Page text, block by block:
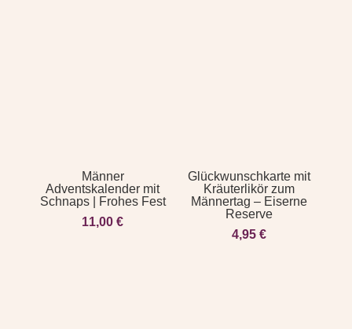
Männer
Adventskalender mit
Schnaps | Frohes Fest
11,00€
Glückwunschkarte mit
Kräuterlikör zum
Männertag – Eiserne
Reserve
4,95€